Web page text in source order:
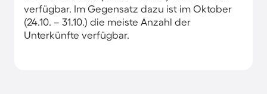
verfügbar. Im Gegensatz dazu ist im Oktober
(24.10. – 31.10.) die meiste Anzahl der
Unterkünfte verfügbar.